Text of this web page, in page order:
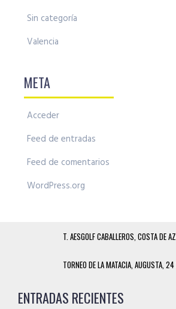
Sin categoría
Valencia
META
Acceder
Feed de entradas
Feed de comentarios
WordPress.org
T. AESGOLF CABALLEROS, COSTA DE
TORNEO DE LA MATACIA, AUGUSTA,
ENTRADAS RECIENTES